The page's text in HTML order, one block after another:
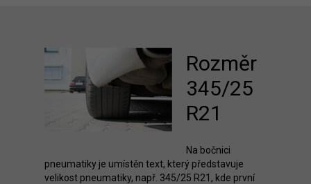
Rozměr
345/25
R21
Na bočnici
pneumatiky je umístěn text, který představuje
velikost pneumatiky, např. 345/25 R21, kde první